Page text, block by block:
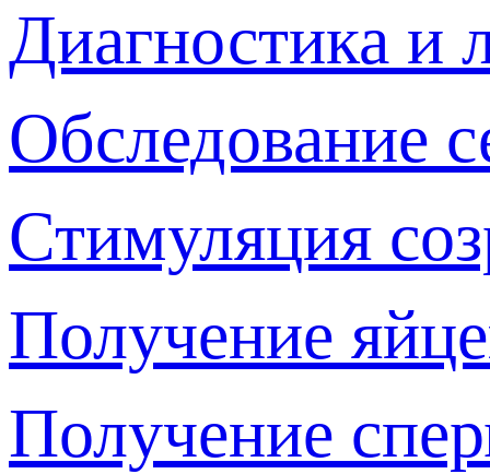
Диагностика и
Обследование
Стимуляция
Получение
Получение